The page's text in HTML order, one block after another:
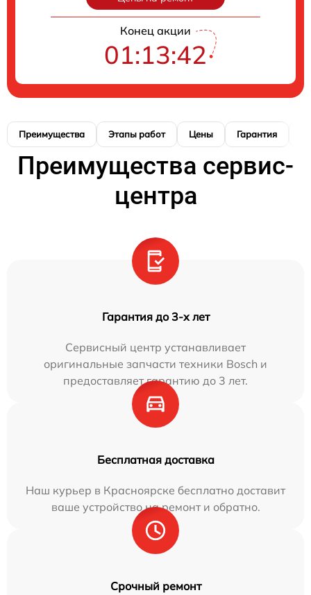
Конец акции
01:13:41
Преимущества Этапы работ Цены Гарантия
Преимущества сервис-
центра
Гарантия до 3-х лет
Сервисный центр устанавливает
оригинальные запчасти техники Bosch и
предоставляет гарантию до 3 лет.
Бесплатная доставка
Наш курьер в Красноярске бесплатно доставит
ваше устройство на ремонт и обратно.
Срочный ремонт